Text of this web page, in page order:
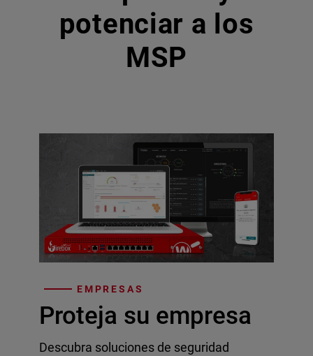
potenciar a los
MSP
EMPRESAS
Proteja su empresa
Descubra soluciones de seguridad